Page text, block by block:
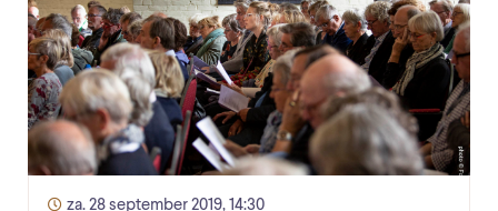
za. 28 september 2019, 14:30